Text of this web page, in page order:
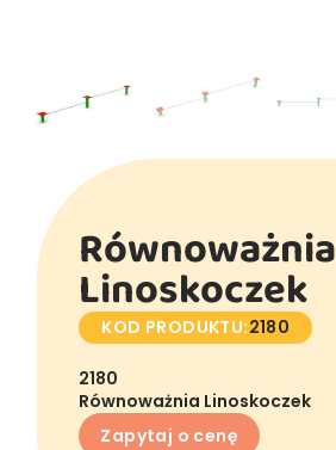
Równoważnia
Linoskoczek
KOD PRODUKTU:2180
2180
Równoważnia Linoskoczek
Zapytaj o cenę